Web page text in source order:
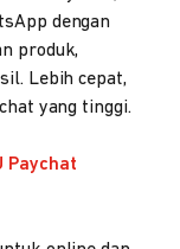
dengan
produk,
Lebih cepat,
yang tinggi.
Paychat